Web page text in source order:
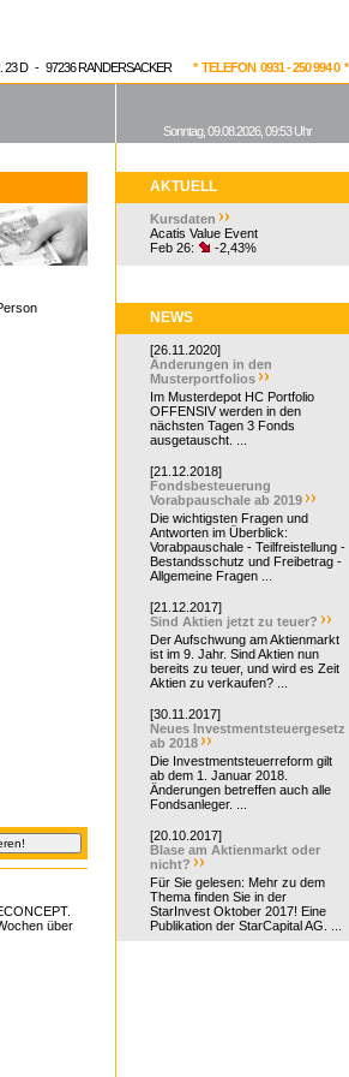
23 D - 97236 RANDERSACKER * TELEFON 0931 - 250 994 0 *
über
AKTUELL
Kursdaten
Acatis Value Event
Feb 26:
-2,43%
NEWS
[26.11.2020]
Änderungen in den
Musterportfolios
Im Musterdepot HC Portfolio
OFFENSIV werden in den
nächsten Tagen 3 Fonds
ausgetauscht. ...
[21.12.2018]
Fondsbesteuerung
Vorabpauschale ab 2019
Die wichtigsten Fragen und
Antworten im Überblick:
Vorabpauschale - Teilfreistellung -
Bestandsschutz und Freibetrag -
Allgemeine Fragen ...
[21.12.2017]
Sind Aktien jetzt zu teuer?
Der Aufschwung am Aktienmarkt
ist im 9. Jahr. Sind Aktien nun
bereits zu teuer, und wird es Zeit
Aktien zu verkaufen? ...
[30.11.2017]
Neues Investmentsteuergesetz
ab 2018
Die Investmentsteuerreform gilt
ab dem 1. Januar 2018.
Änderungen betreffen auch alle
Fondsanleger. ...
[20.10.2017]
Blase am Aktienmarkt oder
nicht?
Für Sie gelesen: Mehr zu dem
Thema finden Sie in der
StarInvest Oktober 2017! Eine
Publikation der StarCapital AG. ...
Sonntag, 09.08.2026, 09:53 Uhr